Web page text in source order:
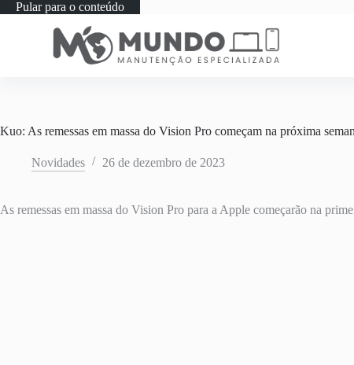
Pular para o conteúdo
Kuo: As remessas em massa do Vision Pro começam na próxima
Novidades 26 de dezembro de 2023
As remessas em massa do Vision Pro para a Apple começarão na